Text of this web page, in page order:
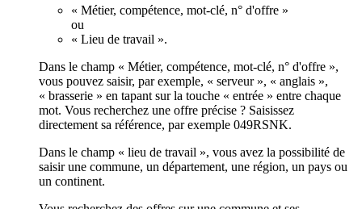
« Métier, compétence, mot-clé, n° d'offre »
ou
« Lieu de travail ».
Dans le champ « Métier, compétence, mot-clé, n° d'offre »,
vous pouvez saisir, par exemple, « serveur », « anglais »,
« brasserie » en tapant sur la touche « entrée » entre chaque
mot. Vous recherchez une offre précise ? Saisissez
directement sa référence, par exemple 049RSNK.
Dans le champ « lieu de travail », vous avez la possibilité de
saisir une commune, un département, une région, un pays ou
un continent.